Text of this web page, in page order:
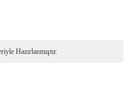
Hazırlanmıştır.